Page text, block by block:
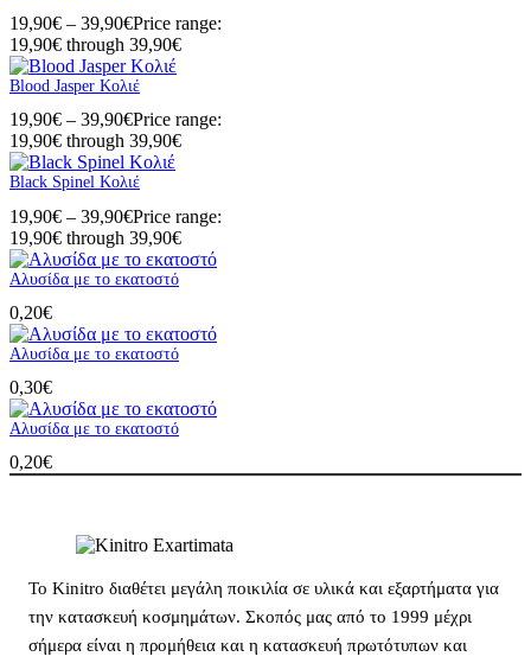
19,90€ – 39,90€Price range:
19,90€ through 39,90€
Blood Jasper Κολιέ
19,90€ – 39,90€Price range:
19,90€ through 39,90€
Black Spinel Κολιέ
19,90€ – 39,90€Price range:
19,90€ through 39,90€
Αλυσίδα με το εκατοστό
0,20€
Αλυσίδα με το εκατοστό
0,30€
Αλυσίδα με το εκατοστό
0,20€
Το Kinitro διαθέτει μεγάλη ποικιλία σε υλικά και εξαρτήματα για
την κατασκευή κοσμημάτων. Σκοπός μας από το 1999 μέχρι
σήμερα είναι η προμήθεια και η κατασκευή πρωτότυπων και